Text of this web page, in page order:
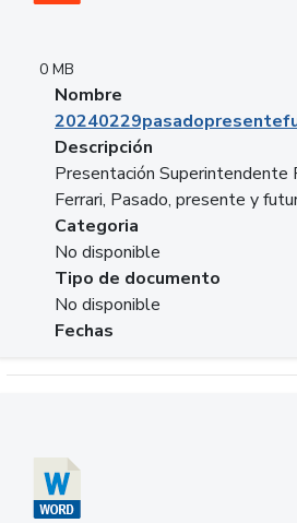
0 MB
Nombre
Descripción
Presentación Superintendente
Ferrari, Pasado, presente y
Categoria
No disponible
Tipo de documento
No disponible
Fechas